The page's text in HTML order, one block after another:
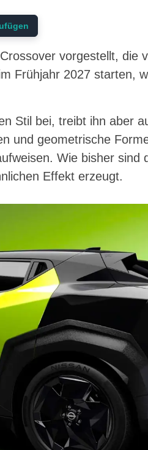
vorgestellt, die
Frühjahr 2027 starten,
Stil bei, treibt ihn aber
und geometrische
Wie bisher sind
Effekt erzeugt.